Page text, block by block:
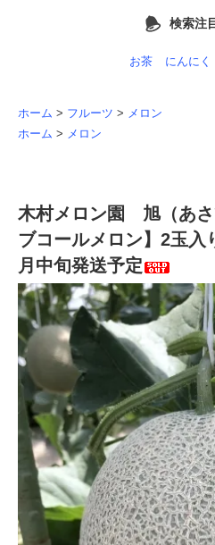
検索注
お茶 にんにく
ホーム > フルーツ > メロン
ホーム > メロン
木村メロン園 旭（あさ
ブコールメロン】2玉
月中旬発送予定